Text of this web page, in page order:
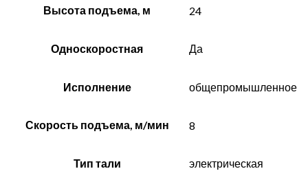
Высота подъема, м 24
Односкоростная Да
Исполнение общепромышленное
Скорость подъема, м/мин 8
Тип тали электрическая